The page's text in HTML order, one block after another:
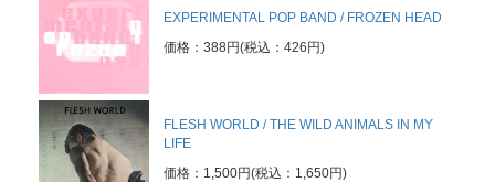
EXPERIMENTAL POP BAND / FROZEN HEAD
価格：388円(税込：426円)
FLESH WORLD / THE WILD ANIMALS IN MY
LIFE
価格：1,500円(税込：1,650円)